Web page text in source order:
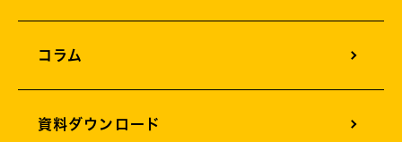
オフィス構築支援
AIサービスソリューション
コラム
資料ダウンロード